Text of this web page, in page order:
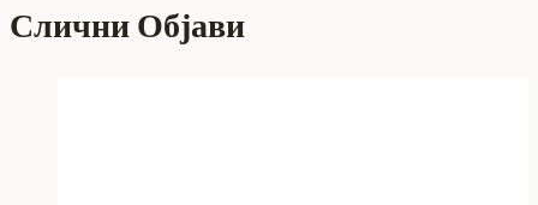
Слични Објави